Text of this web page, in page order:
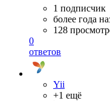
1 подписчик
более года
128
0
ответов
Yii
+1 ещё